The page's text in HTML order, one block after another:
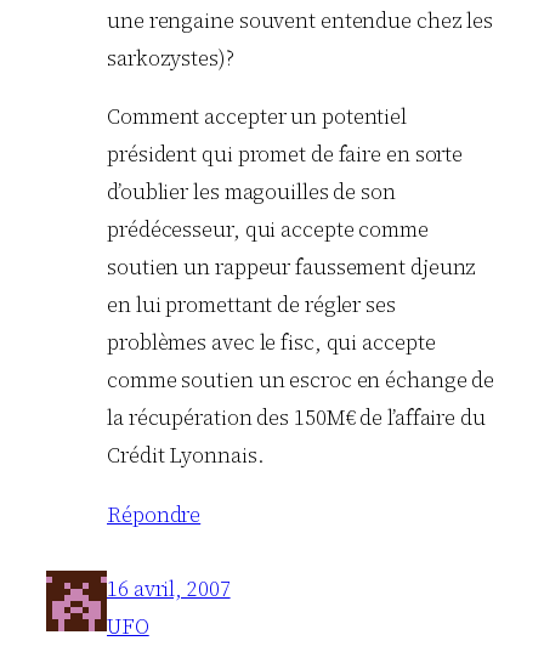
une rengaine souvent entendue chez les
sarkozystes)?
Comment accepter un potentiel
président qui promet de faire en sorte
d’oublier les magouilles de son
prédécesseur, qui accepte comme
soutien un rappeur faussement djeunz
en lui promettant de régler ses
problèmes avec le fisc, qui accepte
comme soutien un escroc en échange de
la récupération des 150M€ de l’affaire du
Crédit Lyonnais.
Répondre
16 avril, 2007
UFO